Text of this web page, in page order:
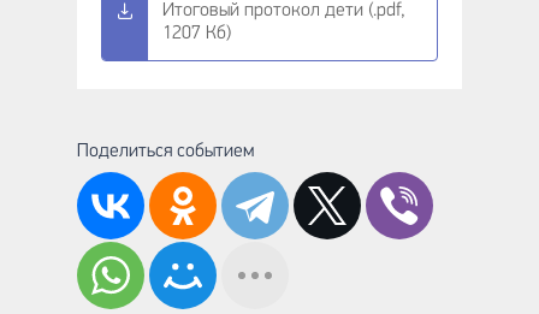
Итоговый протокол дети (.pdf,
1207 Кб)
Поделиться событием